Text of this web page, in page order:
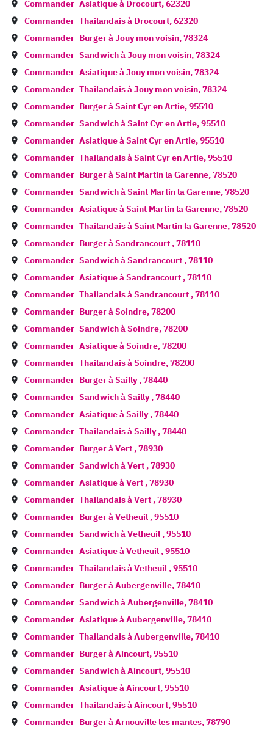
Commander Asiatique à Drocourt,62320
Commander Thailandais à Drocourt,62320
Commander Burger àJouy mon voisin,78324
Commander Sandwich àJouy mon voisin,78324
Commander Asiatique àJouy mon voisin,78324
Commander Thailandais àJouy mon voisin,78324
Commander Burger àSaint Cyr en Artie,95510
Commander Sandwich àSaint Cyr en Artie,95510
Commander Asiatique àSaint Cyr en Artie,95510
Commander Thailandais àSaint Cyr en Artie,95510
Commander Burger àSaint Martin la Garenne,78520
Commander Sandwich àSaint Martin la Garenne,78520
Commander Asiatique àSaint Martin la Garenne,78520
Commander Thailandais àSaint Martin la Garenne,78520
Commander Burger àSandrancourt ,78110
Commander Sandwich àSandrancourt ,78110
Commander Asiatique àSandrancourt ,78110
Commander Thailandais àSandrancourt ,78110
Commander Burger àSoindre,78200
Commander Sandwich àSoindre,78200
Commander Asiatique àSoindre,78200
Commander Thailandais àSoindre,78200
Commander Burger àSailly,78440
Commander Sandwich àSailly,78440
Commander Asiatique àSailly,78440
Commander Thailandais àSailly,78440
Commander Burger àVert ,78930
Commander Sandwich àVert ,78930
Commander Asiatique àVert ,78930
Commander Thailandais àVert ,78930
Commander Burger àVetheuil ,95510
Commander Sandwich àVetheuil ,95510
Commander Asiatique àVetheuil ,95510
Commander Thailandais àVetheuil ,95510
Commander Burger àAubergenville,78410
Commander Sandwich àAubergenville,78410
Commander Asiatique àAubergenville,78410
Commander Thailandais àAubergenville,78410
Commander Burger àAincourt,95510
Commander Sandwich àAincourt,95510
Commander Asiatique àAincourt,95510
Commander Thailandais àAincourt,95510
Commander Burger àArnouville les mantes,78790